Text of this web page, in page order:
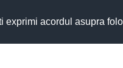
exprimi acordul asupra